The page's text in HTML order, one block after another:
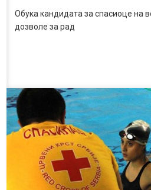
Обука кандидата за спасиоце на
дозволе за рад